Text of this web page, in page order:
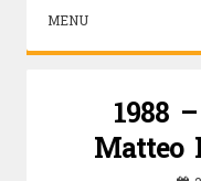
MENU
1988
Matteo